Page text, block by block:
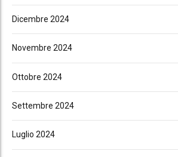
Dicembre 2024
Novembre 2024
Ottobre 2024
Settembre 2024
Luglio 2024